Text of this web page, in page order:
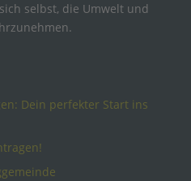
selbst, die Umwelt und
Dein perfekter Start ins